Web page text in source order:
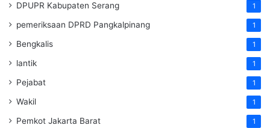
DPUPR Kabupaten Serang 1
pemeriksaan DPRD Pangkalpinang 1
Bengkalis 1
lantik 1
Pejabat 1
Wakil 1
Pemkot Jakarta Barat 1